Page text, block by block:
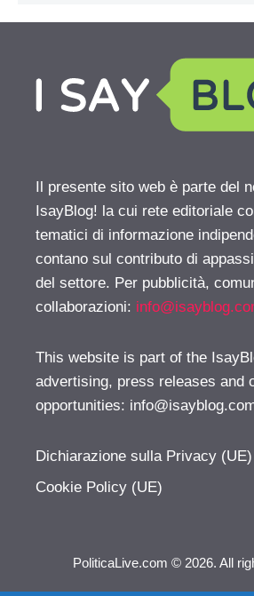
Il presente sito web è parte del
IsayBlog! la cui rete editoriale
tematici di informazione
contano sul contributo di
del settore. Per pubblicità,
collaborazioni:
This website is part of the
advertising, press releases and
opportunities:
Dichiarazione sulla Privacy (UE)
Cookie Policy (UE)
PoliticaLive.com © 2026. All